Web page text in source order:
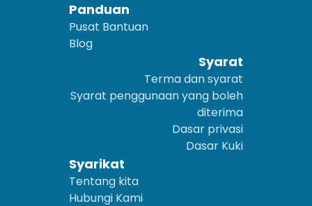
Panduan
Pusat Bantuan
Blog
Syarat
Terma dan syarat
Syarat penggunaan yang boleh
diterima
Dasar privasi
Dasar Kuki
Syarikat
Tentang kita
Hubungi Kami